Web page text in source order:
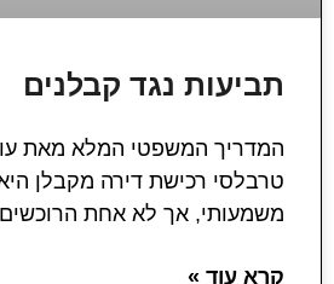
תביעות נגד קבלנים
המדריך המשפטי המלא מאת
טרבלסי רכישת דירה מקבלן
משמעותי, אך לא אחת
קרא עוד »